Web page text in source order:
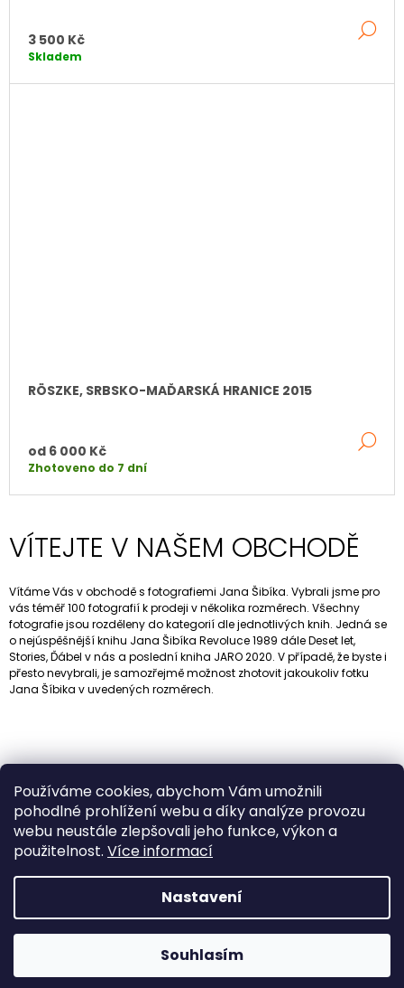
Používáme cookies, abychom Vám umožnili
pohodlné prohlížení webu a díky analýze provozu
webu neustále zlepšovali jeho funkce, výkon a
použitelnost. Více informací
Nastavení
Souhlasím
3 500 Kč
Skladem
RÖSZKE, SRBSKO-MAĎARSKÁ HRANICE 2015
od 6 000 Kč
Zhotoveno do 7 dní
VÍTEJTE V NAŠEM OBCHODĚ
Vítáme Vás v obchodě s fotografiemi Jana Šibíka. Vybrali jsme pro
vás téměř 100 fotografií k prodeji v několika rozměrech. Všechny
fotografie jsou rozděleny do kategorií dle jednotlivých knih. Jedná se
o nejúspěšnější knihu Jana Šibíka Revoluce 1989 dále Deset let,
Stories, Ďábel v nás a poslední kniha JARO 2020. V případě, že byste i
přesto nevybrali, je samozřejmě možnost zhotovit jakoukoliv fotku
Jana Šíbika v uvedených rozměrech.
E-SHOP Knihy/Workshopy WWW.SIBIK.CZ INSTAGRAM
FACEBOOK Obchodní podmínky
© 2026 Jan Šibík. Všechna práva